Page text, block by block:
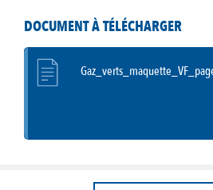
DOCUMENT À TÉLÉCHARGER